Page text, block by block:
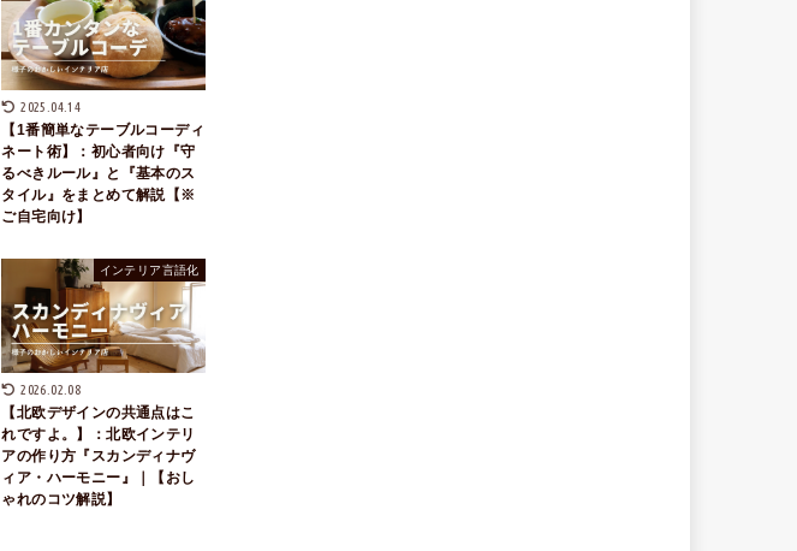
2025.04.14
【1番簡単なテーブルコーディ
ネート術】：初心者向け『守
るべきルール』と『基本のス
タイル』をまとめて解説【※
ご自宅向け】
インテリア言語化
2026.02.08
【北欧デザインの共通点はこ
れですよ。】：北欧インテリ
アの作り方『スカンディナヴ
ィア・ハーモニー』｜【おし
ゃれのコツ解説】